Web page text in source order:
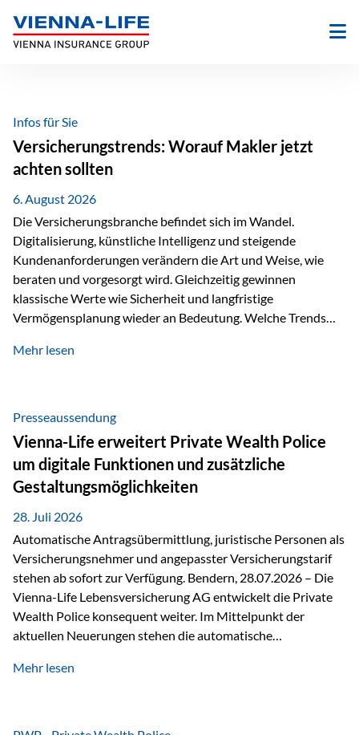
Inhalt
springen
Infos für Sie
Versicherungstrends: Worauf Makler jetzt
achten sollten
6. August 2026
Die Versicherungsbranche befindet sich im Wandel.
Digitalisierung, künstliche Intelligenz und steigende
Kundenanforderungen verändern die Art und Weise, wie
beraten und vorgesorgt wird. Gleichzeitig gewinnen
klassische Werte wie Sicherheit und langfristige
Vermögensplanung wieder an Bedeutung. Welche Trends
Blick behalten? Digitalisierung und KI verändern die
administrative Aufgaben, beschleunigen Abläufe und
schaffen mehr Zeit für das Wesentliche: die persönliche
Beratung. Gerade deshalb wird die individuelle Betreuung
zum entscheidenden Erfolgsfaktor. Technologie kann
unterstützen, Vertrauen entsteht jedoch weiterhin im
persönlichen Gespräch. Bei der Vienna-Life reagieren…
Mehr lesen
Presseaussendung
Vienna-Life erweitert Private Wealth Police
um digitale Funktionen und zusätzliche
Gestaltungsmöglichkeiten
28. Juli 2026
Automatische Antragsübermittlung, juristische Personen als
Versicherungsnehmer und angepasster Versicherungstarif
stehen ab sofort zur Verfügung. Bendern, 28.07.2026 – Die
Vienna-Life Lebensversicherung AG entwickelt die Private
Wealth Police konsequent weiter. Im Mittelpunkt der
aktuellen Neuerungen stehen die automatische
als Versicherungsnehmer einzusetzen, sowie eine
Abwicklung für Vertriebspartner deutlich effizienter
Mehr lesen